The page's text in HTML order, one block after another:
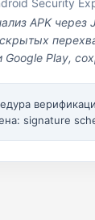
Security
APK
Play,
signature